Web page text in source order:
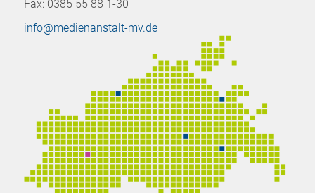
Fax: 0385 55 88 1-30
info@medienanstalt-mv.de